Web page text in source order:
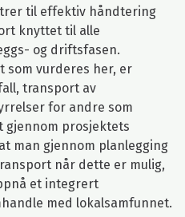
til effektiv håndtering
knyttet til alle
og driftsfasen.
som vurderes her, er
transport av
for andre som
prosjektets
man gjennom planlegging
når dette er mulig,
et integrert
med lokalsamfunnet.